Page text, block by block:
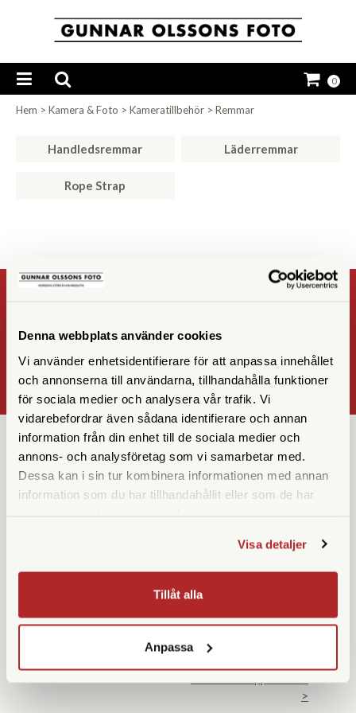
Denna webbplats använder cookies
Vi använder enhetsidentifierare för att anpassa innehållet
och annonserna till användarna, tillhandahålla funktioner
för sociala medier och analysera vår trafik. Vi
vidarebefordrar även sådana identifierare och annan
information från din enhet till de sociala medier och
annons- och analysföretag som vi samarbetar med.
Dessa kan i sin tur kombinera informationen med annan
information som du har tillhandahållit eller som de har
Visa detaljer
Tillåt alla
Anpassa
0
Hem > Kamera & Foto > Kameratillbehör > Remmar
Handledsremmar Läderremmar
Rope Strap
Registrera
OK
KUNDSERVICE
Kontakta oss
Köpvillkor
KONTAKTA OSS
08 55 60 60 50
info@gofoto.se
Org.nr: 556213-0137
Gunnar Olssons Foto
117 26 Stockholm
ÖPPETTIDER SOMMAR
Mån-fre
10-18
Lördag
>